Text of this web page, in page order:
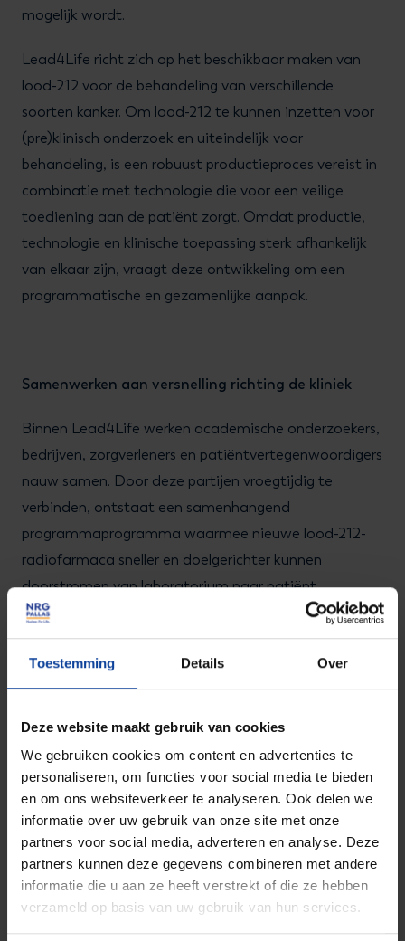
Toestemming Details Over
Deze website maakt gebruik van cookies
We gebruiken cookies om content en advertenties te
personaliseren, om functies voor social media te bieden
en om ons websiteverkeer te analyseren. Ook delen we
informatie over uw gebruik van onze site met onze
partners voor social media, adverteren en analyse. Deze
partners kunnen deze gegevens combineren met andere
informatie die u aan ze heeft verstrekt of die ze hebben
verzameld op basis van uw gebruik van hun services.
mogelijk wordt.
Lead4Life richt zich op het beschikbaar maken van
lood-212 voor de behandeling van verschillende
soorten kanker. Om lood-212 te kunnen inzetten voor
(pre)klinisch onderzoek en uiteindelijk voor
behandeling, is een robuust productieproces vereist in
combinatie met technologie die voor een veilige
toediening aan de patiënt zorgt. Omdat productie,
technologie en klinische toepassing sterk afhankelijk
van elkaar zijn, vraagt deze ontwikkeling om een
programmatische en gezamenlijke aanpak.
Samenwerken aan versnelling richting de kliniek
Binnen Lead4Life werken academische onderzoekers,
bedrijven, zorgverleners en patiëntvertegenwoordigers
nauw samen. Door deze partijen vroegtijdig te
verbinden, ontstaat een samenhangend
programmaprogramma waarmee nieuwe lood-212-
radiofarmaca sneller en doelgerichter kunnen
doorstromen van laboratorium naar patiënt.
behandelopties voor mensen met kanker. Daarnaast
(inter-)nationale bedrijvigheid aan te trekken en
hoogwaardige werkgelegenheid te creëren, bouwt
Nederland voort op zijn unieke nucleaire infrastructuur
en verstevigt het zijn positie als Europese hub voor
radiofarmaceutische ontwikkeling en productie.
Efficiënte infrastructuur